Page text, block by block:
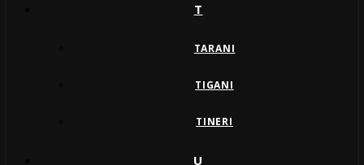
T
TARANI
TIGANI
TINERI
U